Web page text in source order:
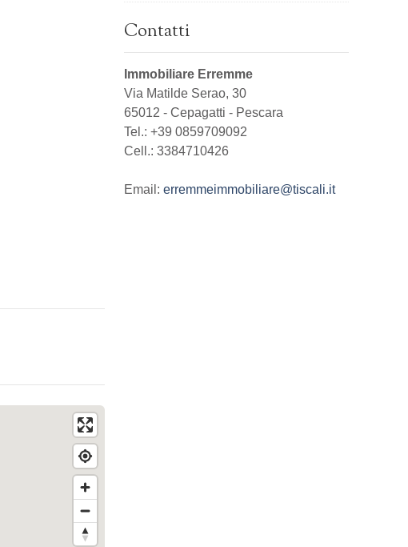
Contatti
Immobiliare Erremme
Via Matilde Serao, 30
65012 - Cepagatti - Pescara
Tel.: +39 0859709092
Cell.: 3384710426
Email: erremmeimmobiliare@tiscali.it